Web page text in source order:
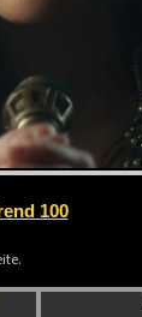
100